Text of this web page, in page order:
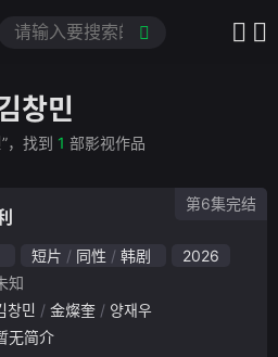
창민
，找到 1 部影视作品
短片 同性 韩剧
2026
知
창민 金燦奎
양재우
无简介
第6集完结